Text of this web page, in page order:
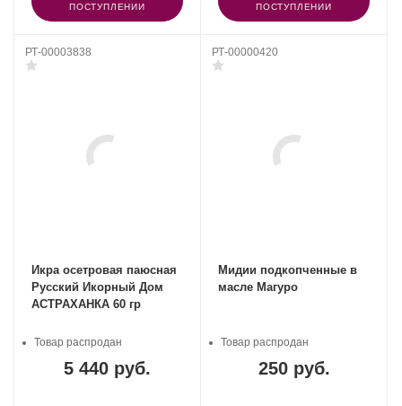
ПОСТУПЛЕНИИ
ПОСТУПЛЕНИИ
РТ-00003838
Икра осетровая паюсная
Русский Икорный Дом
АСТРАХАНКА 60 гр
5 440 руб.
Товар распродан
РТ-00000420
Мидии подкопченные в
масле Магуро
250 руб.
Товар распродан